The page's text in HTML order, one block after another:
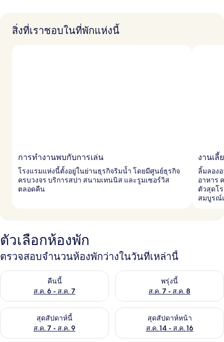
า
ง
สิ่งที่เราชอบในที่พักแห่งนี้
การทำงานพบกับการเล่น
โรงแรมแห่งนี้ตั้งอยู่ในย่านธุรกิจริมน้ำ โดยมีศูนย์ธุรกิจ
ครบวงจร บริการสปา สนามเทนนิส และรูมเซอร์วิส
ตลอดคืน
งานเ
ลิ้มลอง
อาหาร
ตัวสุดโ
สมบูรณ์
ตัวเลือกห้องพัก
ตรวจสอบจำนวนห้องพักว่างในวันที่เหล่านี้
คืนนี้
ส.ค. 6 - ส.ค. 7
ตรวจสอบจำนวนห้องพักว่างในคืนนี้ ส.ค. 6 - ส.ค. 7พรุ่งนี้
ส.ค. 7 - ส.ค. 8
ตรวจสอบจำนวนห้องพักว่างใน
สุดสัปดาห์นี้
ส.ค. 7 - ส.ค. 9
ตรวจสอบจำนวนห้องพักว่างในสุดสัปดาห์นี้ ส.ค. 7 - ส.ค. 9
สุดสัปดาห์หน้า
ส.ค. 14 - ส.ค. 16
ตรวจสอบจำนวนห้องพักว่างใน